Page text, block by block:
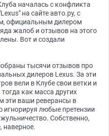
началась с конфликта
на сайте авто.ру, с
официальным дилером
жалоб и отзывов на этого
Вот и создали
тысячи отзывов про
дилеров Lexus. За эти
вели в Клубе свои ветки и
как масса других
эти ваши реверансы в
игнорируя любые претензии
Собственно,
наверное.